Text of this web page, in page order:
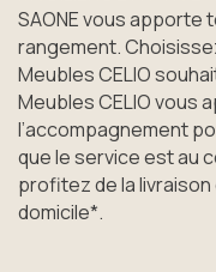
SAONE vous apporte
rangement.
Meubles CELIO
Meubles CELIO vous
l’accompagnement
que le service est au
profitez de la
domicile*.